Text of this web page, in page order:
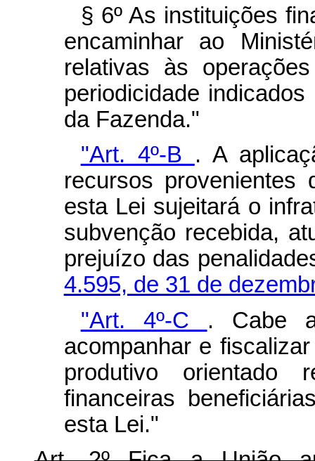
§ 6º As instituições
encaminhar ao
relativas às
periodicidade
da Fazenda."
"Art. 4º-B . A
recursos
esta Lei sujeitará o
subvenção recebida,
prejuízo das
4.595, de 31 de
"Art. 4º-C . Cabe
acompanhar e
produtivo orientado
financeiras
esta Lei."